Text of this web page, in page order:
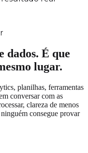
dados. É que
lugar.
planilhas, ferramentas
conversar com as
clareza de menos
consegue provar